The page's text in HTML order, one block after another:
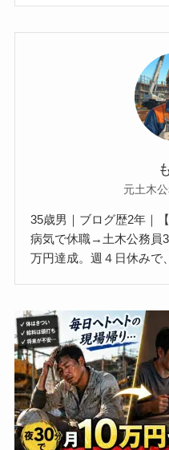
元土木
35歳男｜ブログ歴2年｜
病気で休職→土木公務員
万円達成。週４日休みで